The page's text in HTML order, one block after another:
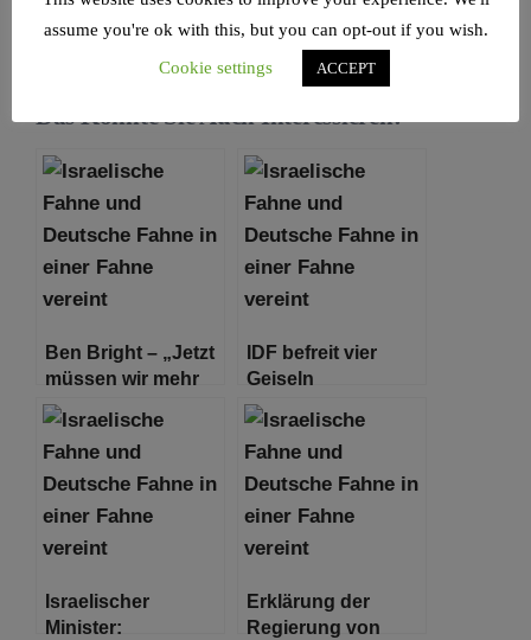
Das Könnte Sie Auch Interessieren:
Ben Bright – „Jetzt
müssen wir mehr
denn je aufstehen!
Wir schreiben das
Jahr 2023, nicht
1933.“
IDF befreit vier
Geiseln
Israelischer
Minister:
Erklärung der
Regierung von
assume you're ok with this, but you can opt-out if you wish.
Cookie settings
ACCEPT